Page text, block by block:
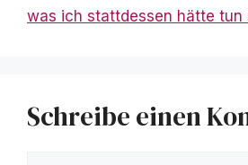
was ich stattdessen hätte tun
Schreibe einen